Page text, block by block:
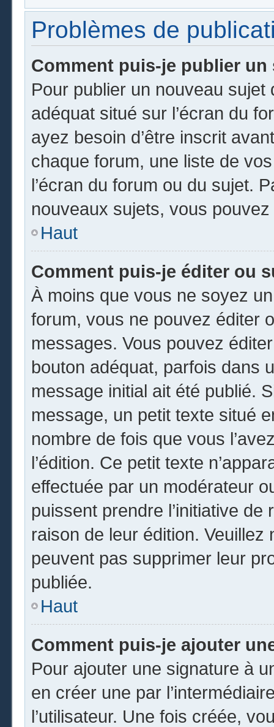
Problèmes de
Comment puis-je publier
Pour publier un nouveau
adéquat situé sur l’écran du
ayez besoin d’être inscrit
chaque forum, une liste de
l’écran du forum ou du sujet.
nouveaux sujets, vous
Haut
Comment puis-je éditer ou
À moins que vous ne soyez
forum, vous ne pouvez éditer
messages. Vous pouvez
bouton adéquat, parfois dans
message initial ait été publié.
message, un petit texte situé
nombre de fois que vous
l’édition. Ce petit texte
effectuée par un modérateur
puissent prendre l’initiative
raison de leur édition.
peuvent pas supprimer leur
publiée.
Haut
Comment puis-je ajouter
Pour ajouter une signature à
en créer une par
l’utilisateur. Une fois créée,